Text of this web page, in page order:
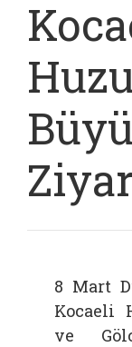
8 Mart
Kocaeli
ve